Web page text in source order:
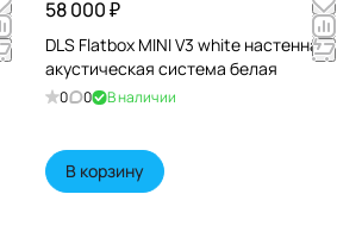
58 000 ₽
DLS Flatbox MINI V3 white настенная
акустическая система белая
0 0 В наличии
В корзину